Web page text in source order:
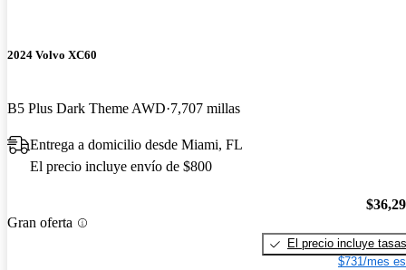
2024 Volvo XC60
B5 Plus Dark Theme AWD 7,707 millas
Entrega a domicilio desde Miami, FL
El precio incluye envío de $800
Gran oferta
El precio incluye tasas
$731/mes